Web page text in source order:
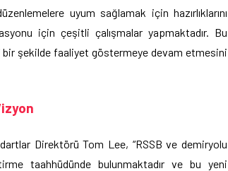
uyum sağlamak için hazırlıklarını
için çeşitli çalışmalar yapmaktadır. Bu
şekilde faaliyet göstermeye devam etmesini
Direktörü Tom Lee, “RSSB ve demiryolu
taahhüdünde bulunmaktadır ve bu yeni